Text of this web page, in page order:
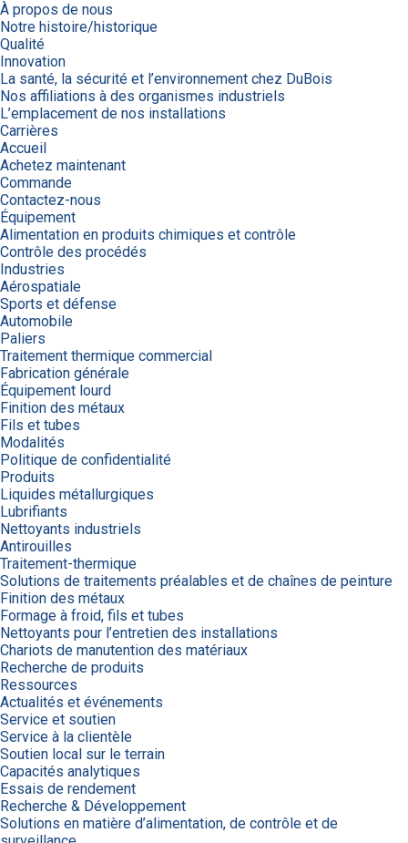
À propos de nous
Notre histoire/historique
Qualité
Innovation
La santé, la sécurité et l’environnement chez DuBois
Nos affiliations à des organismes industriels
L’emplacement de nos installations
Carrières
Accueil
Achetez maintenant
Commande
Contactez-nous
Équipement
Alimentation en produits chimiques et contrôle
Contrôle des procédés
Industries
Aérospatiale
Sports et défense
Automobile
Paliers
Traitement thermique commercial
Fabrication générale
Équipement lourd
Finition des métaux
Fils et tubes
Modalités
Politique de confidentialité
Produits
Liquides métallurgiques
Lubrifiants
Nettoyants industriels
Antirouilles
Traitement-thermique
Solutions de traitements préalables et de chaînes de peinture
Finition des métaux
Formage à froid, fils et tubes
Nettoyants pour l’entretien des installations
Chariots de manutention des matériaux
Recherche de produits
Ressources
Actualités et événements
Service et soutien
Service à la clientèle
Soutien local sur le terrain
Capacités analytiques
Essais de rendement
Recherche & Développement
Solutions en matière d’alimentation, de contrôle et de